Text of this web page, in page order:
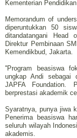
Kementerian
Memorandum of
diperuntukkan 50
ditandatangani Head
Direktur Pembinaan
Kemendikbud, Jakarta.
''Program beasiswa
ungkap Andi sebagai
JAPFA Foundation.
berprestasi akademik
Syaratnya, punya jiwa
Penerima beasiswa
seluruh wilayah
akademis.